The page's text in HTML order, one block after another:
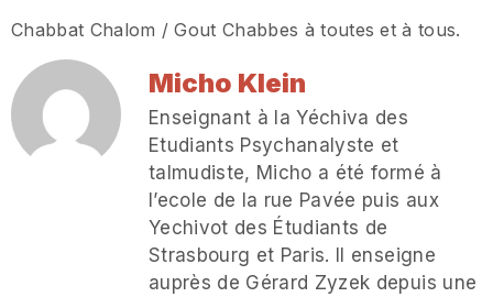
Chabbat Chalom / Gout Chabbes à toutes et à tous.
Micho Klein
Enseignant à la Yéchiva des
Etudiants Psychanalyste et
talmudiste, Micho a été formé à
l’ecole de la rue Pavée puis aux
Yechivot des Étudiants de
Strasbourg et Paris. Il enseigne
auprès de Gérard Zyzek depuis une